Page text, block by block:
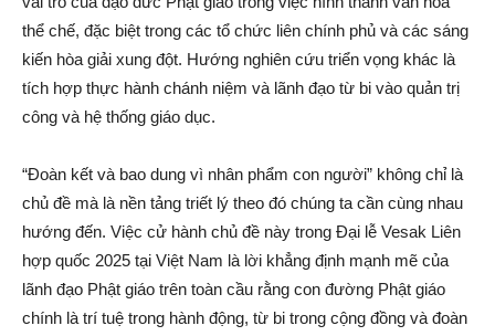
thể chế, đặc biệt trong các tổ chức liên chính phủ và các sáng
kiến hòa giải xung đột. Hướng nghiên cứu triển vọng khác là
tích hợp thực hành chánh niệm và lãnh đạo từ bi vào quản trị
công và hệ thống giáo dục.
“Đoàn kết và bao dung vì nhân phẩm con người” không chỉ là
chủ đề mà là nền tảng triết lý theo đó chúng ta cần cùng nhau
hướng đến. Việc cử hành chủ đề này trong Đại lễ Vesak Liên
hợp quốc 2025 tại Việt Nam là lời khẳng định mạnh mẽ của
lãnh đạo Phật giáo trên toàn cầu rằng con đường Phật giáo
chính là trí tuệ trong hành động, từ bi trong cộng đồng và đoàn